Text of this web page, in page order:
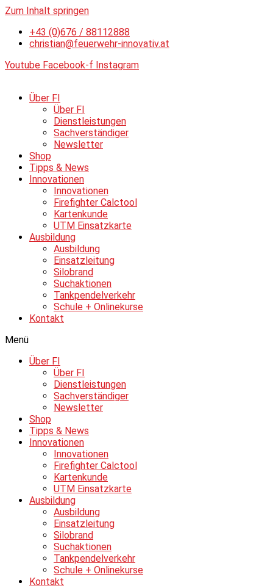
Zum Inhalt springen
+43 (0)676 / 88112888
christian@feuerwehr-innovativ.at
Youtube Facebook-f Instagram
Über FI
Über FI
Dienstleistungen
Sachverständiger
Newsletter
Shop
Tipps & News
Innovationen
Innovationen
Firefighter Calctool
Kartenkunde
UTM Einsatzkarte
Ausbildung
Ausbildung
Einsatzleitung
Silobrand
Suchaktionen
Tankpendelverkehr
Schule + Onlinekurse
Kontakt
Menü
Über FI
Über FI
Dienstleistungen
Sachverständiger
Newsletter
Shop
Tipps & News
Innovationen
Innovationen
Firefighter Calctool
Kartenkunde
UTM Einsatzkarte
Ausbildung
Ausbildung
Einsatzleitung
Silobrand
Suchaktionen
Tankpendelverkehr
Schule + Onlinekurse
Kontakt